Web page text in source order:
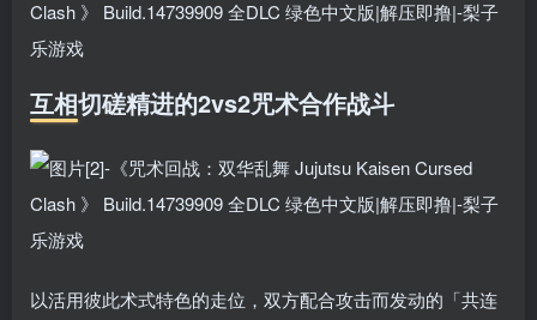
互相切磋精进的2vs2咒术合作战斗
以活用彼此术式特色的走位，双方配合攻击而发动的「共连